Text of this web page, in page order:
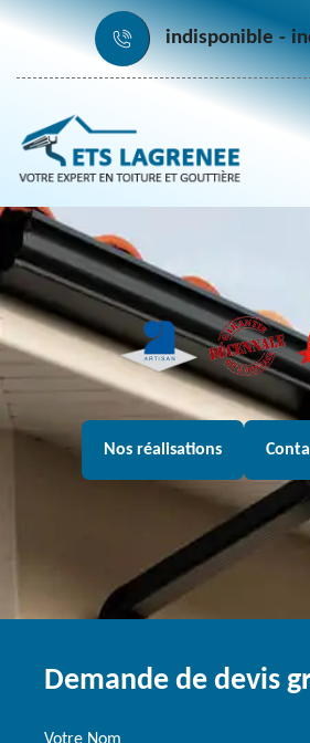
indisponible
Nos réalisations
Demande de devis